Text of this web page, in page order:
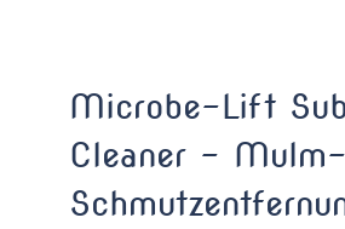
Microbe-Lift
Cleaner –